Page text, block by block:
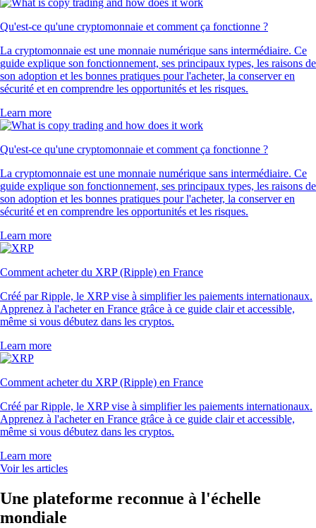
Qu'est-ce qu'une cryptomonnaie et comment ça fonctionne ?
La cryptomonnaie est une monnaie numérique sans intermédiaire. Ce
guide explique son fonctionnement, ses principaux types, les raisons de
son adoption et les bonnes pratiques pour l'acheter, la conserver en
sécurité et en comprendre les opportunités et les risques.
Learn more
Qu'est-ce qu'une cryptomonnaie et comment ça fonctionne ?
La cryptomonnaie est une monnaie numérique sans intermédiaire. Ce
guide explique son fonctionnement, ses principaux types, les raisons de
son adoption et les bonnes pratiques pour l'acheter, la conserver en
sécurité et en comprendre les opportunités et les risques.
Learn more
Comment acheter du XRP (Ripple) en France
Créé par Ripple, le XRP vise à simplifier les paiements internationaux.
Apprenez à l'acheter en France grâce à ce guide clair et accessible,
même si vous débutez dans les cryptos.
Learn more
Comment acheter du XRP (Ripple) en France
Créé par Ripple, le XRP vise à simplifier les paiements internationaux.
Apprenez à l'acheter en France grâce à ce guide clair et accessible,
même si vous débutez dans les cryptos.
Learn more
Voir les articles
Une plateforme reconnue à l'échelle
mondiale